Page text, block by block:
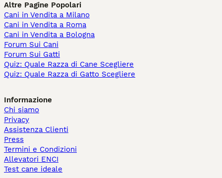
Altre Pagine Popolari
Cani in Vendita a Milano
Cani in Vendita a Roma
Cani in Vendita a Bologna
Forum Sui Cani
Forum Sui Gatti
Quiz: Quale Razza di Cane Scegliere
Quiz: Quale Razza di Gatto Scegliere
Informazione
Chi siamo
Privacy
Assistenza Clienti
Press
Termini e Condizioni
Allevatori ENCI
Test cane ideale